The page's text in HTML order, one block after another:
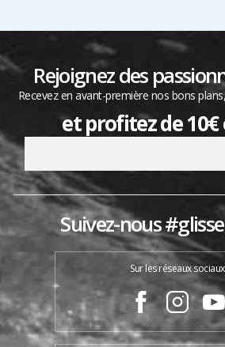
Rejoignez des
Recevez en avant-première nos bons
et profitez de
Suivez-nous
Sur les réseaux sociaux